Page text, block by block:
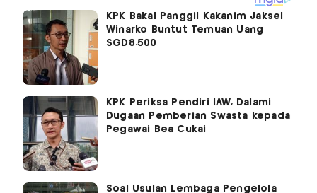
KPK Bakal Panggil Kakanim Jaksel
Winarko Buntut Temuan Uang
SGD8.500
KPK Periksa Pendiri IAW, Dalami
Dugaan Pemberian Swasta kepada
Pegawai Bea Cukai
Soal Usulan Lembaga Pengelola